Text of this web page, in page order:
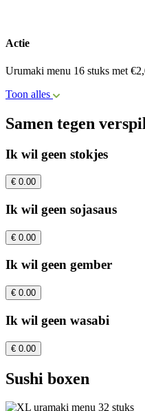
Actie
Urumaki menu 16 stuks met
Toon alles
Samen tegen
Ik wil geen stokjes
€ 0.00
Ik wil geen sojasaus
€ 0.00
Ik wil geen gember
€ 0.00
Ik wil geen wasabi
€ 0.00
Sushi boxen